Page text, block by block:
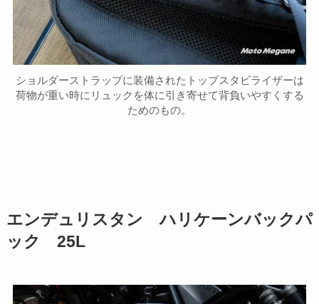
ショルダーストラップに装備されたトップスタビライザーは
荷物が重い時にリュックを体に引き寄せて背負いやすくする
ためのもの。
エンデュリスタン ハリケーンバックパ
ック 25L